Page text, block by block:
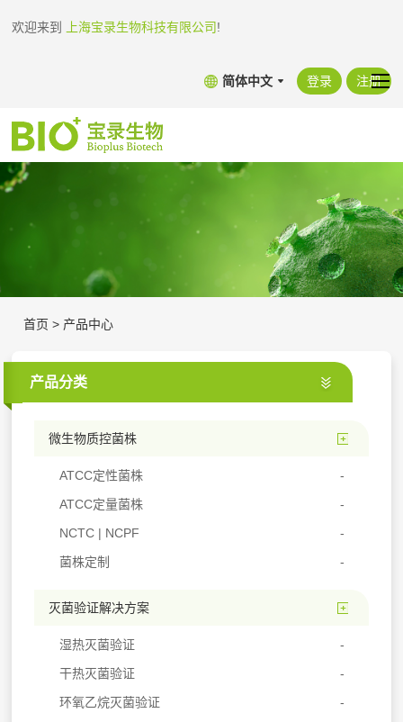
欢迎来到 上海宝录生物科技有限公司!
简体中文 登录 注册
首页 > 产品中心
产品分类
微生物质控菌株
ATCC定性菌株
ATCC定量菌株
NCTC | NCPF
菌株定制
灭菌验证解决方案
湿热灭菌验证
干热灭菌验证
环氧乙烷灭菌验证